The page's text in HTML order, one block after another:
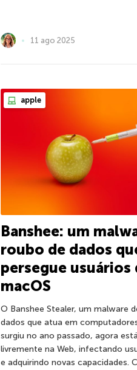
11 ago 2025
apple
Banshee: um
roubo de dados
persegue usuários
macOS
O Banshee Stealer, um malware
dados que atua em
surgiu no ano passado, agora
livremente na Web, infectando
e adquirindo novas capacidades.